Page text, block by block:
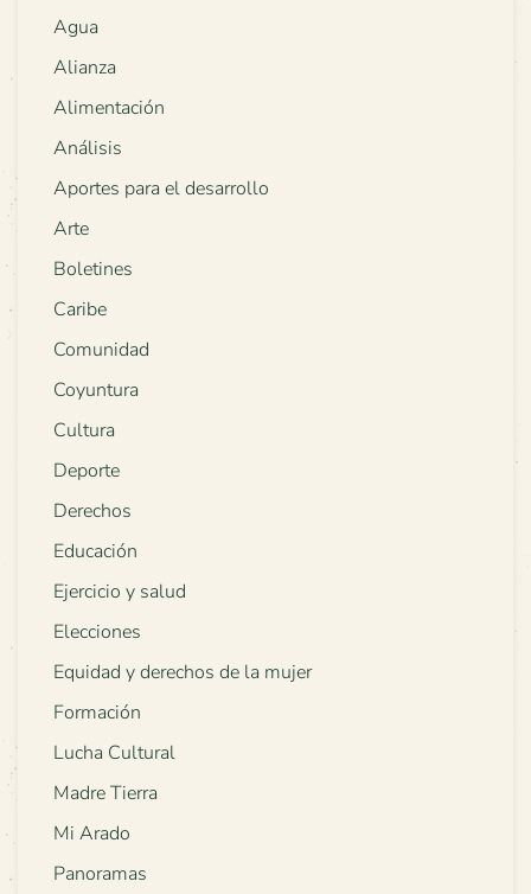
Agua
Alianza
Alimentación
Análisis
Aportes para el desarrollo
Arte
Boletines
Caribe
Comunidad
Coyuntura
Cultura
Deporte
Derechos
Educación
Ejercicio y salud
Elecciones
Equidad y derechos de la mujer
Formación
Lucha Cultural
Madre Tierra
Mi Arado
Panoramas